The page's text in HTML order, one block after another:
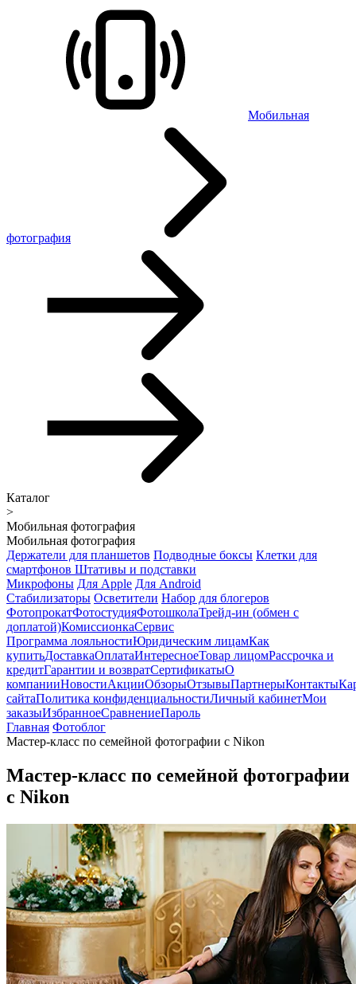
Мобильная
фотография
Каталог
>
Мобильная фотография
Мобильная фотография
Держатели для планшетов Подводные боксы Клетки для
смартфонов Штативы и подставки
Микрофоны Для Apple Для Android
Стабилизаторы Осветители Набор для блогеров
ФотопрокатФотостудияФотошколаТрейд-ин (обмен с
доплатой)КомиссионкаСервис
Программа лояльностиЮридическим лицамКак
купитьДоставкаОплатаИнтересноеТовар лицомРассрочка и
кредитГарантии и возвратСертификатыО
компанииНовостиАкцииОбзорыОтзывыПартнерыКонтакты
сайтаПолитика конфиденциальностиЛичный кабинетМои
заказыИзбранноеСравнениеПароль
Главная Фотоблог
Мастер-класс по семейной фотографии с Nikon
Мастер-класс по семейной фотографии
с Nikon